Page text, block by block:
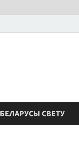
БЕЛАРУСЫ СВЕТУ